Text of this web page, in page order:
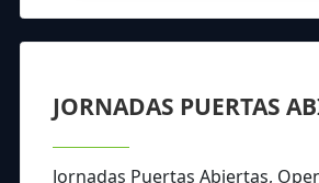
JORNADAS PUERTAS
Jornadas Puertas Abiertas,